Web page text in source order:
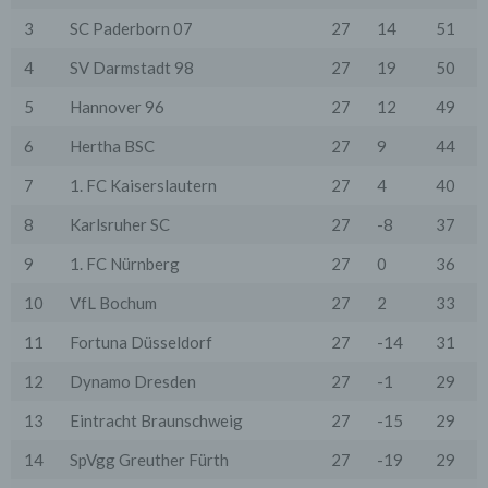
3
SC Paderborn 07 27 14
51
4
SV Darmstadt 98 27 19
50
5
Hannover 96 27 12
49
6
Hertha BSC 27 9
44
7
1. FC Kaiserslautern 27 4
40
8
Karlsruher SC 27 -8
37
9
1. FC Nürnberg 27 0
36
10
VfL Bochum 27 2
33
11
Fortuna Düsseldorf 27 -14
31
12
Dynamo Dresden 27 -1
29
13
Eintracht Braunschweig 27 -15
29
14
SpVgg Greuther Fürth 27 -19
29
aufgrund konkreter Anhaltspunkte der berechtigte
Cookies sind Informationen, die von unserem
Browser der Nutzer übertragen und dort für einen
von Cookies im Rahmen pseudonymer
dieser Datenschutzerklärung informiert.
Die Betrachtung dieses Onlineangebotes ist auch unter
Ausschluss von Cookies möglich. Falls die Nutzer
gespeichert werden, werden sie gebeten die
ihres Browsers zu deaktivieren. Gespeicherte Cookies
gelöscht werden. Der Ausschluss von Cookies kann
führen.
Es besteht die Möglichkeit, viele Online-Anzeigen-